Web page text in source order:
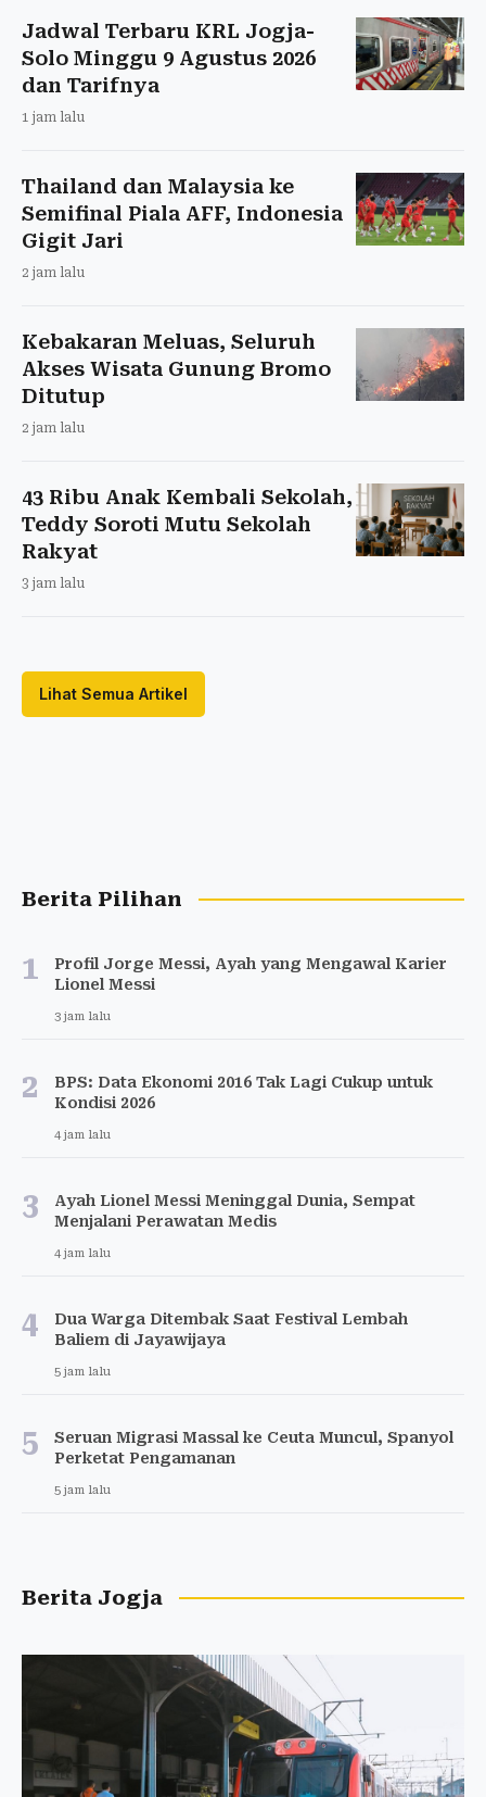
Jadwal Terbaru KRL Jogja-
Solo Minggu 9 Agustus 2026
dan Tarifnya
1 jam lalu
Thailand dan Malaysia ke
Semifinal Piala AFF, Indonesia
Gigit Jari
2 jam lalu
Kebakaran Meluas, Seluruh
Akses Wisata Gunung Bromo
Ditutup
2 jam lalu
43 Ribu Anak Kembali Sekolah,
Teddy Soroti Mutu Sekolah
Rakyat
3 jam lalu
Lihat Semua Artikel
Berita Pilihan
1
Profil Jorge Messi, Ayah yang Mengawal Karier
Lionel Messi
3 jam lalu
2
BPS: Data Ekonomi 2016 Tak Lagi Cukup untuk
Kondisi 2026
4 jam lalu
3
Ayah Lionel Messi Meninggal Dunia, Sempat
Menjalani Perawatan Medis
4 jam lalu
4
Dua Warga Ditembak Saat Festival Lembah
Baliem di Jayawijaya
5 jam lalu
5
Seruan Migrasi Massal ke Ceuta Muncul, Spanyol
Perketat Pengamanan
5 jam lalu
Berita Jogja